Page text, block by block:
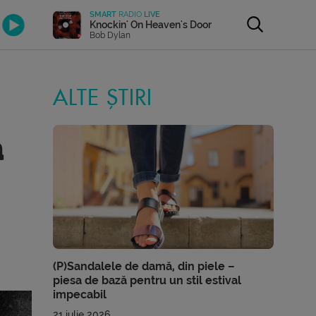
SMART RADIO LIVE
Knockin' On Heaven's Door
Bob Dylan
ALTE ȘTIRI
(P)Sandalele de damă, din piele –
piesa de bază pentru un stil estival
impecabil